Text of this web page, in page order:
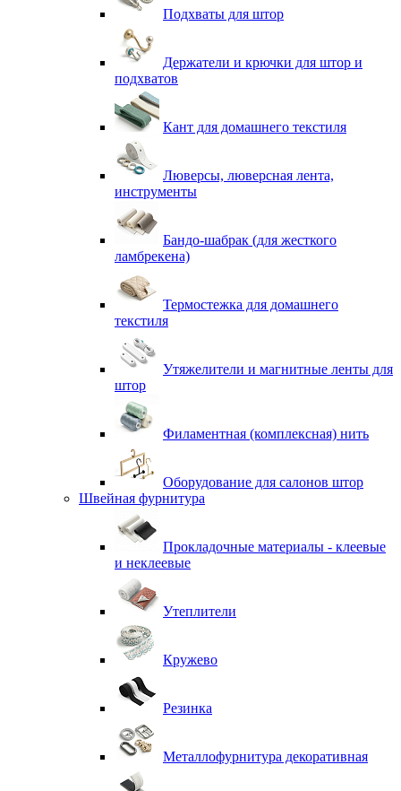
Подхваты для штор
Держатели и крючки для штор и
подхватов
Кант для домашнего текстиля
Люверсы, люверсная лента,
инструменты
Бандо-шабрак (для жесткого
ламбрекена)
Термостежка для домашнего
текстиля
Утяжелители и магнитные ленты для
штор
Филаментная (комплексная) нить
Оборудование для салонов штор
Швейная фурнитура
Прокладочные материалы - клеевые
и неклеевые
Утеплители
Кружево
Резинка
Металлофурнитура декоративная